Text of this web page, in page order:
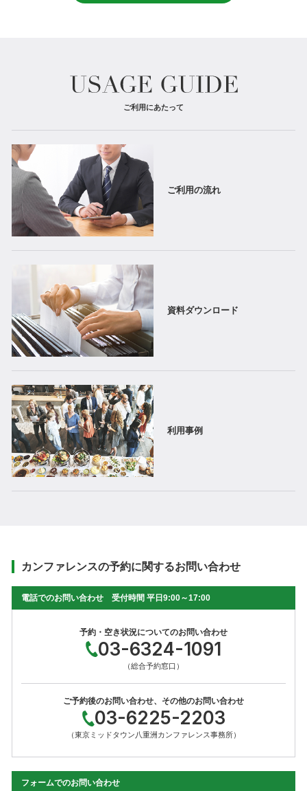
ご利用にあたって
ご利用の流れ
資料ダウンロード
利用事例
カンファレンスの予約に関するお問い合わせ
電話でのお問い合わせ 受付時間 平日9:00～17:00
予約・空き状況についてのお問い合わせ
03-6324-1091
（総合予約窓口）
ご予約後のお問い合わせ、その他のお問い合わせ
03-6225-2203
（東京ミッドタウン八重洲カンファレンス事務所）
フォームでのお問い合わせ